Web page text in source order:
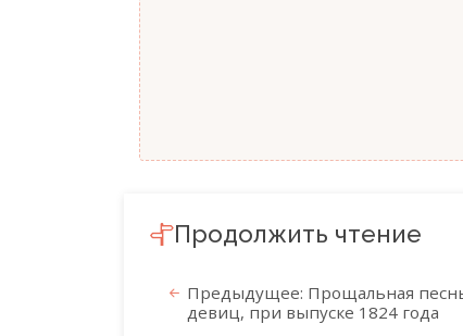
Продолжить чтение
Предыдущее: Прощальная
девиц, при выпуске 1824 года